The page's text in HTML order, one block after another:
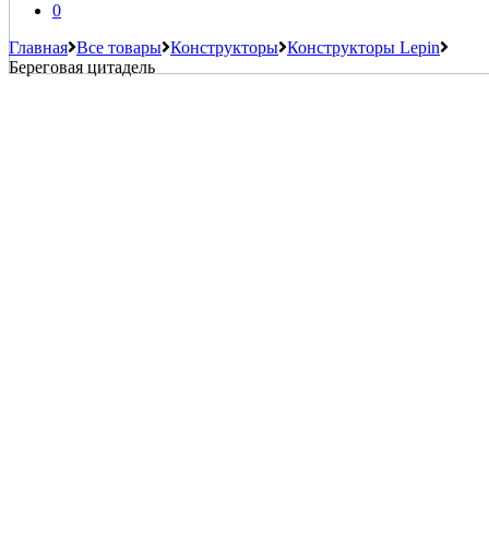
0
Главная Все товары Конструкторы Конструкторы Lepin
Береговая цитадель